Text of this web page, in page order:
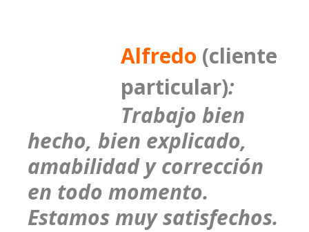
Alfredo (cliente
particular):
Trabajo bien
hecho, bien explicado,
amabilidad y corrección
en todo momento.
Estamos muy satisfechos.